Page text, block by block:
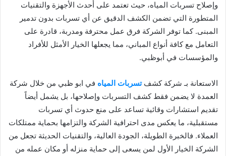
وإصلاح تسربات المياه، حيث تعتمد على أحدث الأجهزة والتقنيات
المتطورة التي تضمن الكشف الدقيق عن أي تسربات بدون تدمير
المبنى. كما توفر الشركة فرق عمل محترفة ومدربة، قادرة على
التعامل مع كافة أنواع المباني، مما يجعلها الخيار الأمثل للأفراد
والمؤسسات في أبوظبي.
الاستعانة بـ شركة كشفتسربات المياه في ابو ظبي من خلال شركة
العمدة لا يضمن فقط كشف التسربات وإصلاحها، بل يشمل أيضاً
تقديم استشارات وقائية تساعد على منع حدوث أي تسربات
مستقبلية، ما يعكس مدى احترافية الشركة والتزامها بحماية ممتلكات
العملاء. فالخبرة الطويلة، الجودة العالية، والتقنيات الحديثة تجعل من
الشركة الخيار الأول لمن يسعى إلى حماية منزله أو مكان عمله من